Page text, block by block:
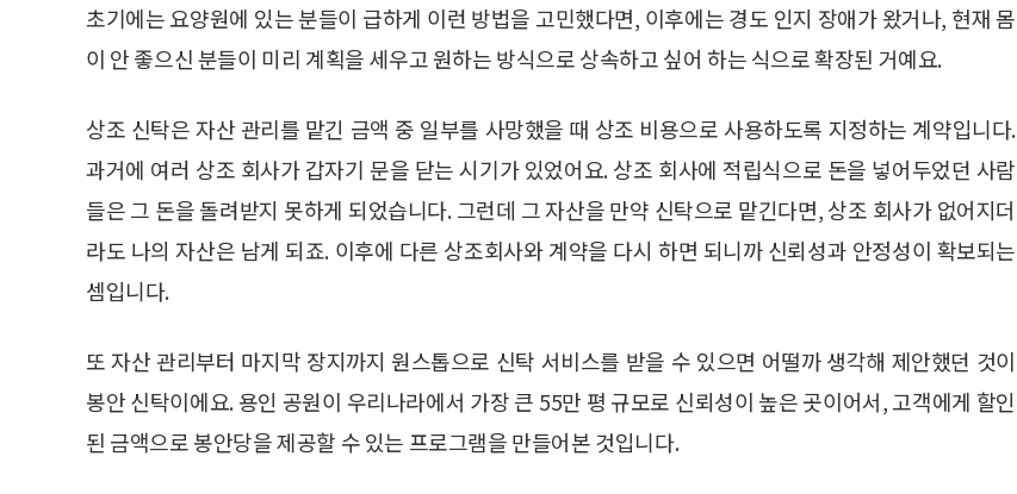
초기에는 요양원에 있는 분들이 급하게 이런 방법을 고민했다면, 이후에는 경도 인지 장애가 왔거나, 현재 몸
이 안 좋으신 분들이 미리 계획을 세우고 원하는 방식으로 상속하고 싶어 하는 식으로 확장된 거예요.
상조 신탁은 자산 관리를 맡긴 금액 중 일부를 사망했을 때 상조 비용으로 사용하도록 지정하는 계약입니다.
과거에 여러 상조 회사가 갑자기 문을 닫는 시기가 있었어요. 상조 회사에 적립식으로 돈을 넣어두었던 사람
들은 그 돈을 돌려받지 못하게 되었습니다. 그런데 그 자산을 만약 신탁으로 맡긴다면, 상조 회사가 없어지더
라도 나의 자산은 남게 되죠. 이후에 다른 상조회사와 계약을 다시 하면 되니까 신뢰성과 안정성이 확보되는
셈입니다.
또 자산 관리부터 마지막 장지까지 원스톱으로 신탁 서비스를 받을 수 있으면 어떨까 생각해 제안했던 것이
봉안 신탁이에요. 용인 공원이 우리나라에서 가장 큰 55만 평 규모로 신뢰성이 높은 곳이어서, 고객에게 할인
된 금액으로 봉안당을 제공할 수 있는 프로그램을 만들어본 것입니다.